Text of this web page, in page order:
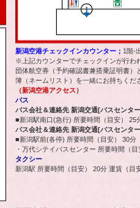
新潟空港チェックインカウンター； 1階-
※上記カウンターでチェックインが行わ
団体航空券（予約確認書兼搭乗証明書
簿（ネームリスト）を一緒にお持ちくだ
（新潟空港アクセス）
バス
バス会社＆連絡先 新潟交通[バスセンタ
■新潟駅南口(急行) 所要時間（目安） 25
バス会社＆連絡先 新潟交通[バスセンタ
■新潟駅前(各停) 所要時間（目安） 30分
・万代シテイバスセンター 所要時間（目
タクシー
新潟駅 所要時間（目安） 20分 運賃（目